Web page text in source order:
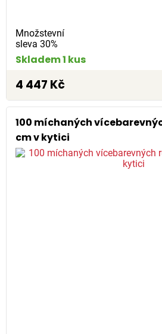
Množstevní
sleva 30%
Skladem 1 kus
4 447 Kč
100 míchaných
cm v kytici